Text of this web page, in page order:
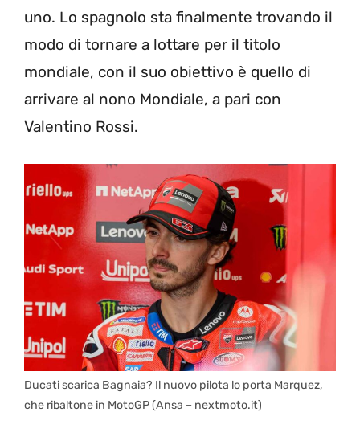
uno. Lo spagnolo sta finalmente trovando il
modo di tornare a lottare per il titolo
mondiale, con il suo obiettivo è quello di
arrivare al nono Mondiale, a pari con
Valentino Rossi.
Ducati scarica Bagnaia? Il nuovo pilota lo porta Marquez,
che ribaltone in MotoGP (Ansa – nextmoto.it)